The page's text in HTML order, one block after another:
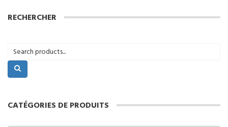
RECHERCHER
CATÉGORIES DE PRODUITS